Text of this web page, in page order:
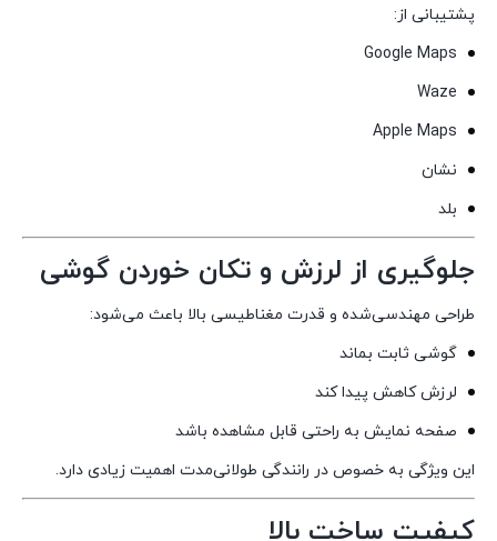
پشتیبانی از:
Google Maps
Waze
Apple Maps
نشان
بلد
جلوگیری از لرزش و تکان خوردن گوشی
طراحی مهندسی‌شده و قدرت مغناطیسی بالا باعث می‌شود:
گوشی ثابت بماند
لرزش کاهش پیدا کند
صفحه نمایش به راحتی قابل مشاهده باشد
این ویژگی به خصوص در رانندگی طولانی‌مدت اهمیت زیادی دارد.
کیفیت ساخت بالا